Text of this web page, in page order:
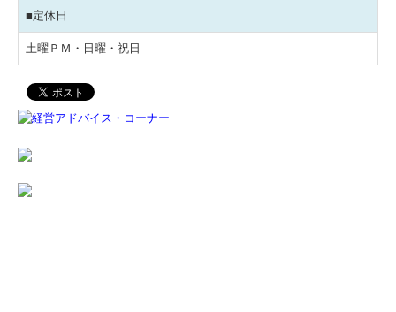
■定休日
土曜ＰＭ・日曜・祝日